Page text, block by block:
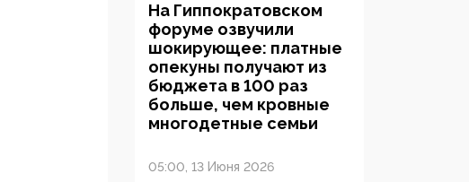
На Гиппократовском
форуме озвучили
шокирующее: платные
опекуны получают из
бюджета в 100 раз
больше, чем кровные
многодетные семьи
05:00, 13 Июня 2026